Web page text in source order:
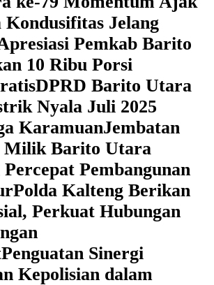
Kondusifitas Jelang
Pemkab Barito
10 Ribu Porsi
DPRD Barito Utara
Nyala Juli 2025
KaramuanJembatan
Milik Barito Utara
Pembangunan
Polda Kalteng Berikan
Perkuat Hubungan
Penguatan Sinergi
Kepolisian dalam